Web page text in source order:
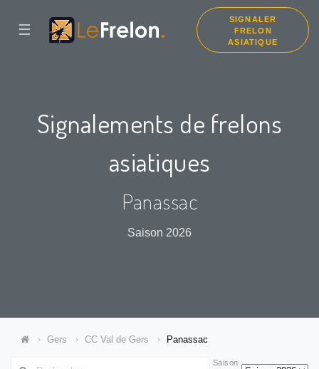
☰
SIGNALER
FRELON
ASIATIQUE
Signalements de frelons
asiatiques
Panassac
Saison 2026
Gers CC Val de Gers Panassac
Saison